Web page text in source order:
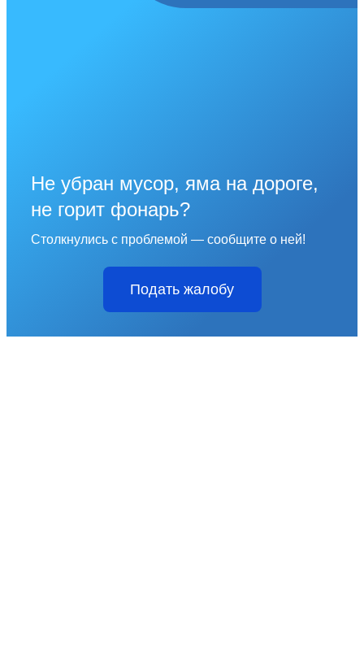
Не убран мусор, яма на дороге,
не горит фонарь?
Столкнулись с проблемой — сообщите о ней!
Подать жалобу